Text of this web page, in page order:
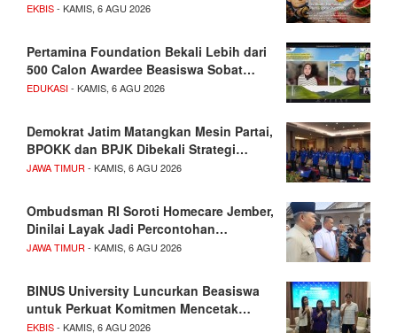
EKBIS- KAMIS, 6 AGU 2026
Pertamina Foundation Bekali Lebih dari
500 Calon Awardee Beasiswa Sobat…
EDUKASI- KAMIS, 6 AGU 2026
Demokrat Jatim Matangkan Mesin Partai,
BPOKK dan BPJK Dibekali Strategi…
JAWA TIMUR- KAMIS, 6 AGU 2026
Ombudsman RI Soroti Homecare Jember,
Dinilai Layak Jadi Percontohan…
JAWA TIMUR- KAMIS, 6 AGU 2026
BINUS University Luncurkan Beasiswa
untuk Perkuat Komitmen Mencetak…
EKBIS- KAMIS, 6 AGU 2026